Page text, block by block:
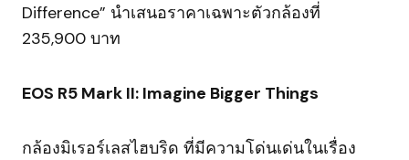
Difference” นำเสนอราคาเฉพาะตัวกล้องที่
235,900 บาท
EOS R5 Mark II: Imagine Bigger Things
กล้องมิเรอร์เลสไฮบริด ที่มีความโด่นเด่นในเรื่อง